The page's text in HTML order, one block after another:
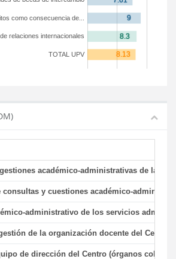
TOTAL UPV
relaciones internacionales
como consecuencia de...
académico-administrativas de la
consultas y cuestiones académico-
administrativo de los servicios
de la organización docente del Centro
de dirección del Centro (órganos